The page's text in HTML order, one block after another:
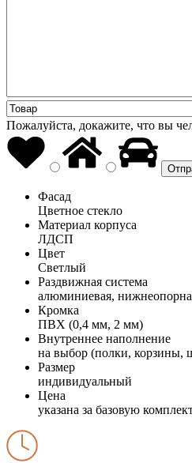
Пожалуйста, докажите, что вы
Фасад
Цветное стекло
Материал корпуса
ЛДСП
Цвет
Светлый
Раздвижная система
алюминиевая,
Кромка
ПВХ (0,4 мм, 2 мм)
Внутреннее наполнение
на выбор (полки, корзины,
Размер
индивидуальный
Цена
указана за базовую